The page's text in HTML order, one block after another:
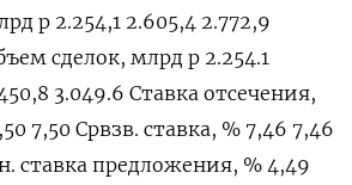
р 2.254,1 2.605,4 2.772,9
сделок, млрд р 2.254.1
3.049.6 Ставка отсечения,
7,50 Срвзв. ставка, % 7,46 7,46
ставка предложения, % 4,49